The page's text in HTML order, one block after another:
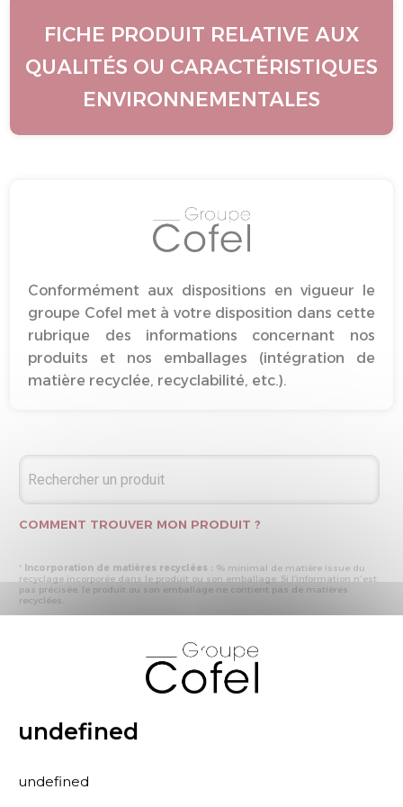
FICHE PRODUIT RELATIVE AUX
QUALITÉS OU CARACTÉRISTIQUES
ENVIRONNEMENTALES
Conformément aux dispositions en vigueur le
groupe Cofel met à votre disposition dans cette
rubrique des informations concernant nos
produits et nos emballages (intégration de
matière recyclée, recyclabilité, etc.).
COMMENT TROUVER MON PRODUIT ?
* Incorporation de matières recyclées : % minimal de matière issue du
recyclage incorporée dans le produit ou son emballage. Si l’information n'est
pas précisée, le produit ou son emballage ne contient pas de matières
recyclées.
produite par les processus de recyclage mis en œuvre représente plus de 50
% en masse du déchet collecté
- « produit ou emballage entièrement recyclable » : la matière recyclée
produite par les processus de recyclage mis en œuvre représente plus de 95
% en masse du déchet collecté
rubrique les primes et pénalités déclarées à ECOMAISON et CITEO (Eco
organismes français) lors de la déclaration annuelle de nos produits.
undefined
undefined